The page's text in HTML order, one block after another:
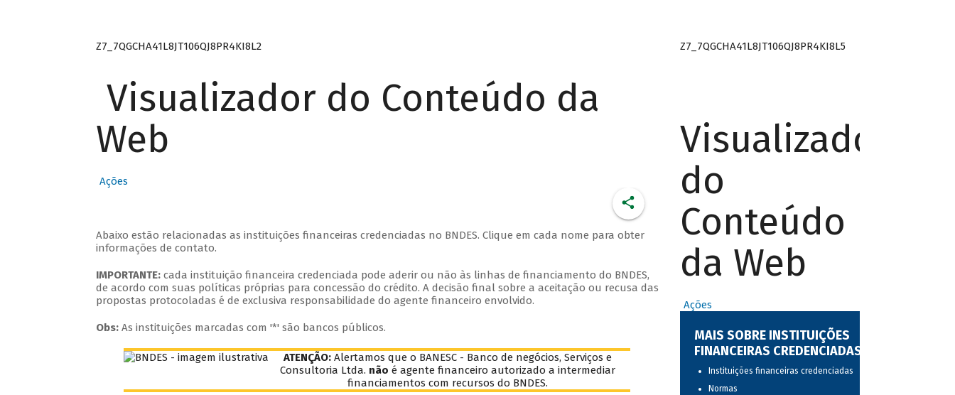
Z7_7QGCHA41L8JT106QJ8PR4KI8L2
Visualizador do Conteúdo da
Web
Ações
Abaixo estão relacionadas as instituições financeiras credenciadas no BNDES. Clique em cada nome para obter
informações de contato.
IMPORTANTE: cada instituição financeira credenciada pode aderir ou não às linhas de financiamento do BNDES,
de acordo com suas políticas próprias para concessão do crédito. A decisão final sobre a aceitação ou recusa das
propostas protocoladas é de exclusiva responsabilidade do agente financeiro envolvido.
Obs: As instituições marcadas com '*' são bancos públicos.
ATENÇÃO: Alertamos que o BANESC - Banco de negócios, Serviços e
Consultoria Ltda. não é agente financeiro autorizado a intermediar
financiamentos com recursos do BNDES.
Z7_7QGCHA41L8JT106QJ8PR4KI8L5
Visualizador
do
Conteúdo
da Web
Ações
MAIS SOBRE INSTITUIÇÕES
FINANCEIRAS CREDENCIADAS
Instituições financeiras credenciadas
Normas